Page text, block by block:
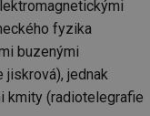
fyzika
buzenými
jednak
kmity (radiotelegrafie